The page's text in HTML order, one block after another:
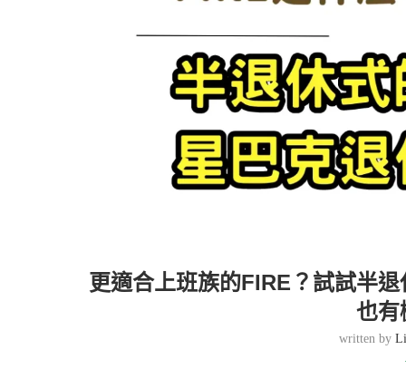
更適合上班族的FIRE？試試半
也有
written by